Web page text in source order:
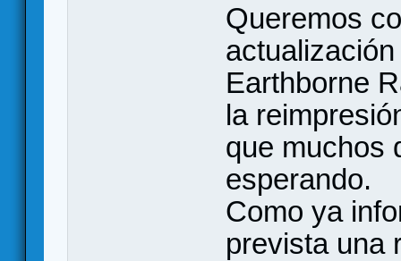
Queremos
Earthborne
la
que muchos
esperando.
Como ya
prevista una